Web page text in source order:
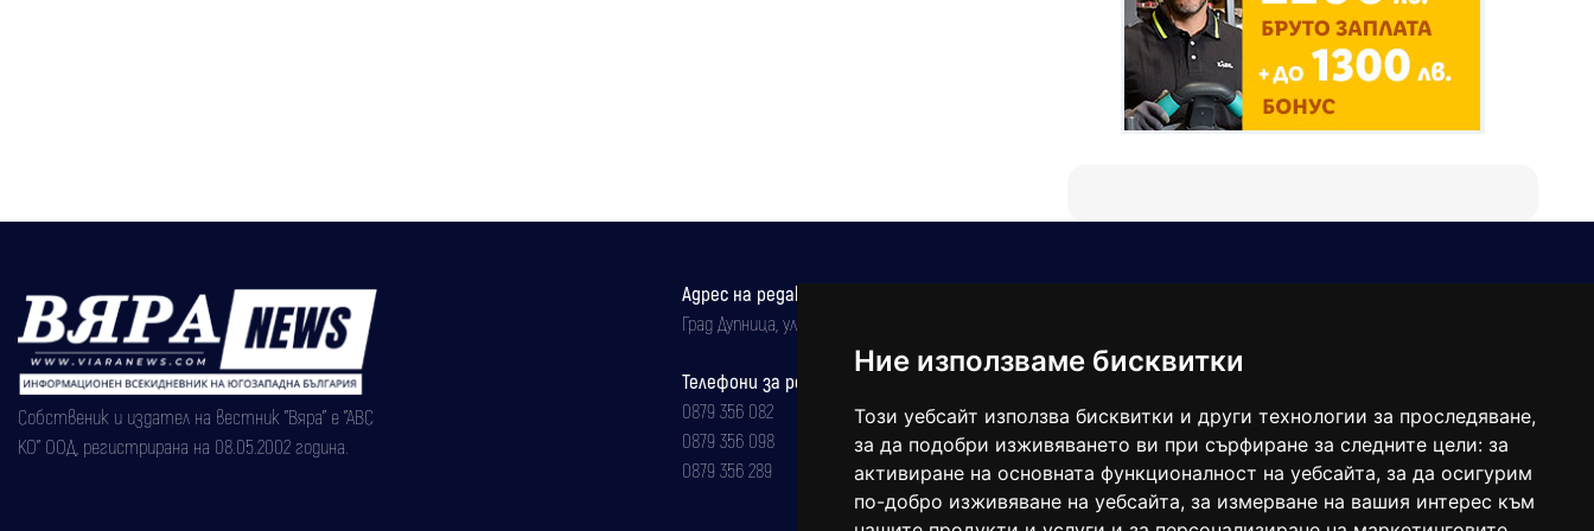
Ние използваме бисквитки
Този уебсайт използва бисквитки и други технологии за проследяване,
за да подобри изживяването ви при сърфиране за следните цели: за
активиране на основната функционалност на уебсайта, за да осигурим
по-добро изживяване на уебсайта, за измерване на вашия интерес към
Собственик и издател на вестник "Вяра" е "АВС
КО" ООД, регистрирана на 08.05.2002 година.
Адрес на редакцията
Град Дупница, ул.''Христо Ботев" 43
Телефони за реклама и абонаменти
0879 356 082
0879 356 098
0879 356 289
balgarkanews@gmail.com